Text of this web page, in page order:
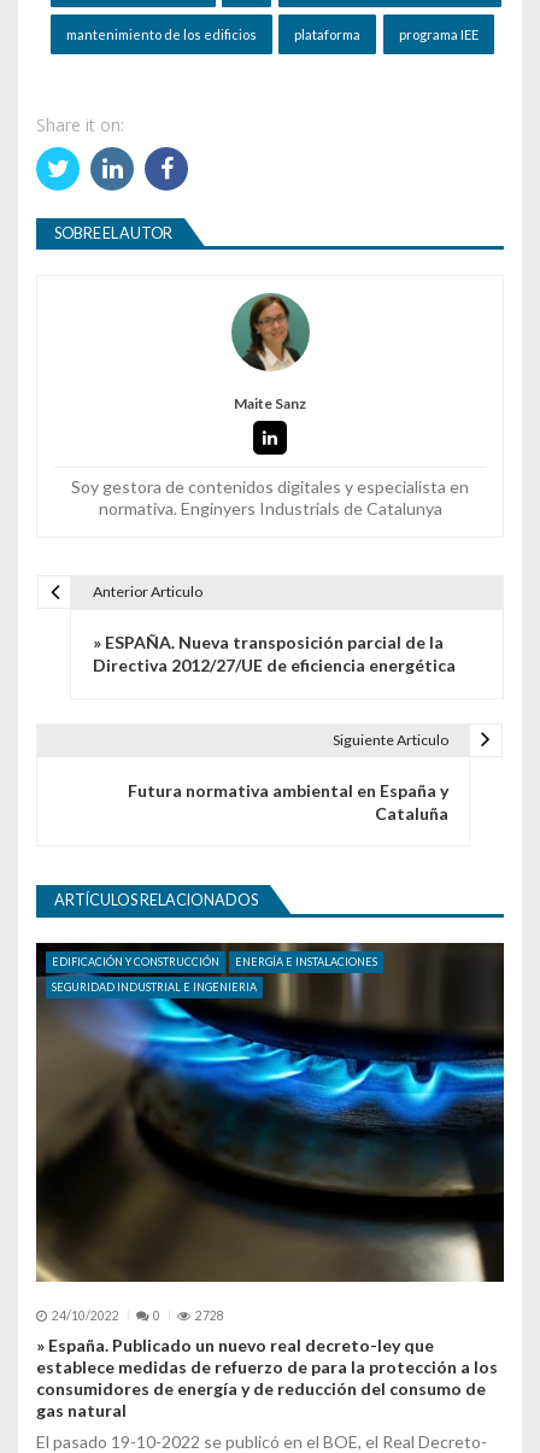
mantenimiento de los edificios plataforma programa IEE
Share it on:
SOBRE EL AUTOR
Maite Sanz
Soy gestora de contenidos digitales y especialista en
normativa. Enginyers Industrials de Catalunya
Navegación de entradas
Anterior Articulo
» ESPAÑA. Nueva transposición parcial de la
Directiva 2012/27/UE de eficiencia energética
Siguiente Articulo
Futura normativa ambiental en España y
Cataluña
ARTÍCULOS RELACIONADOS
EDIFICACIÓN Y CONSTRUCCIÓN
ENERGÍA E INSTALACIONES
SEGURIDAD INDUSTRIAL E INGENIERIA
24/10/2022 0 2728
» España. Publicado un nuevo real decreto-ley que
establece medidas de refuerzo de para la protección a los
consumidores de energía y de reducción del consumo de
gas natural
El pasado 19-10-2022 se publicó en el BOE, el Real Decreto-